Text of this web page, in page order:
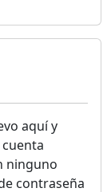
aquí y
ninguno
contraseña